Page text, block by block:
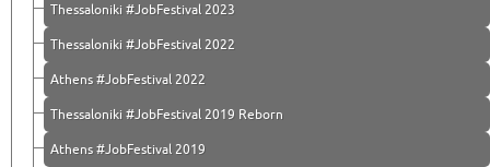
Thessaloniki #JobFestival 2023
Thessaloniki #JobFestival 2022
Athens #JobFestival 2022
Thessaloniki #JobFestival 2019 Reborn
Athens #JobFestival 2019